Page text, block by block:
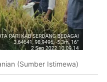
(Sumber Istimewa)